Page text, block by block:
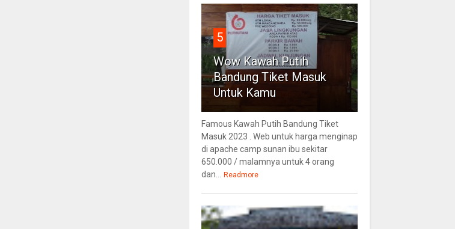
5
Wow Kawah Putih
Bandung Tiket Masuk
Untuk Kamu
Famous Kawah Putih Bandung Tiket
Masuk 2023 . Web untuk harga menginap
di apache camp sunan ibu sekitar
650.000 / malamnya untuk 4 orang
dan... Readmore